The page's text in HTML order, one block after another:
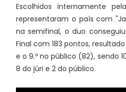
Escolhidos internamente
representaram o país com
na semifinal, o duo
Final com 183 pontos,
e o 9.º no público (82), sendo
8 do júri e 2 do público.